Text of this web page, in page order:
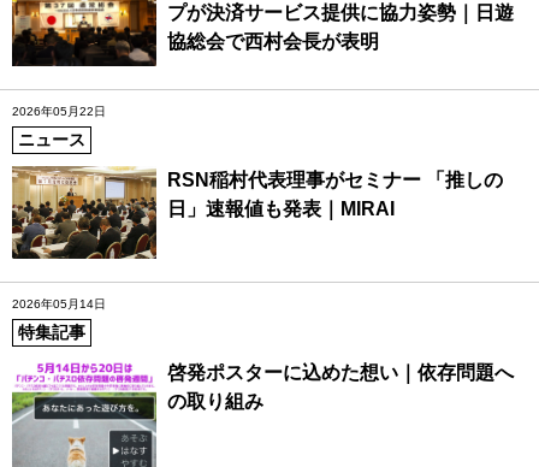
プが決済サービス提供に協力姿勢｜日遊
協総会で西村会長が表明
2026年05月22日
ニュース
RSN稲村代表理事がセミナー 「推しの
日」速報値も発表｜MIRAI
2026年05月14日
特集記事
啓発ポスターに込めた想い｜依存問題へ
の取り組み